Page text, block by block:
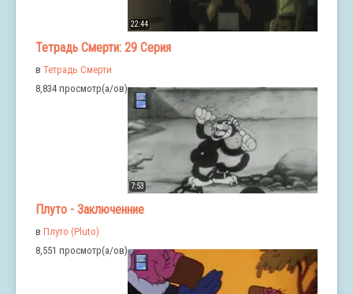
22:44
Тетрадь Смерти: 29 Серия
в Тетрадь Смерти
8,834 просмотр(а/ов)
7:53
Плуто - Заключенние
в Плуто (Pluto)
8,551 просмотр(а/ов)